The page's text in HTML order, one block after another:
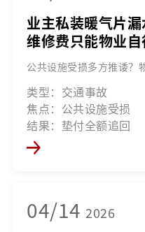
业主私装暖气片
维修费只能物业自
公共设施受损多方推诿？
类型：交通事故
焦点：公共设施受损
结果：垫付全额追回
04/14 2026